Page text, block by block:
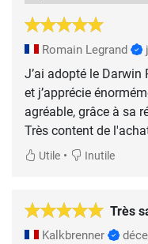
Romain Legrand
J’ai adopté le
et j’apprécie
agréable, grâce à sa
Très content de
Utile • Inutile
Très
Kalkbrenner